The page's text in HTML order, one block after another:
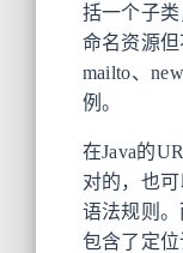
括一个子
命名资源
mailto、
例。
在Java的
对的，也
语法规则
包含了定